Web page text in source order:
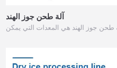
آلة طحن جوز الهند